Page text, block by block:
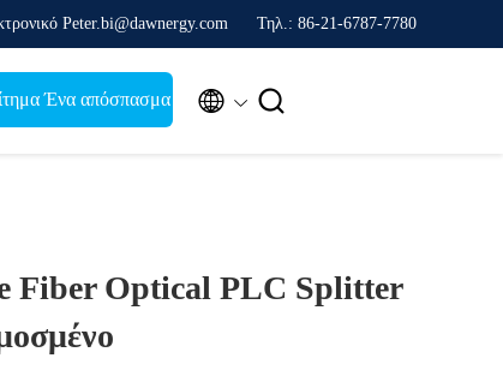
Peter.bi@dawnergy.com Τηλ.: 86-21-6787-7780
Ένα απόσπασμα  
Fiber Optical PLC Splitter